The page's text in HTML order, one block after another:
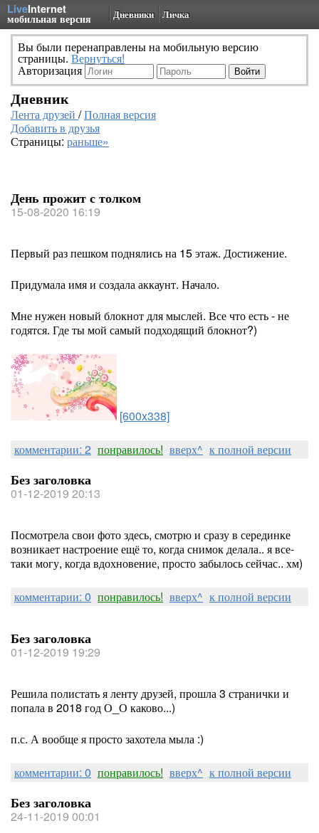
LiveInternet
мобильная версия Дневники Личка
Вы были перенаправлены на мобильную версию
страницы. Вернуться!
Авторизация
Дневник
Лента друзей /Полная версия
Добавить в друзья
Страницы: раньше»
День прожит с толком
15-08-2020 16:19
Первый раз пешком поднялись на 15 этаж. Достижение.
Придумала имя и создала аккаунт. Начало.
Мне нужен новый блокнот для мыслей. Все что есть - не
годятся. Где ты мой самый подходящий блокнот?)
[600x338]
комментарии: 2 понравилось! вверх^ к полной версии
Без заголовка
01-12-2019 20:13
Посмотрела свои фото здесь, смотрю и сразу в серединке
возникает настроение ещё то, когда снимок делала.. я все-
таки могу, когда вдохновение, просто забылось сейчас.. хм)
комментарии: 0 понравилось! вверх^ к полной версии
Без заголовка
01-12-2019 19:29
Решила полистать я ленту друзей, прошла 3 странички и
попала в 2018 год О_О каково...)
п.с. А вообще я просто захотела мыла :)
комментарии: 0 понравилось! вверх^ к полной версии
Без заголовка
24-11-2019 00:01